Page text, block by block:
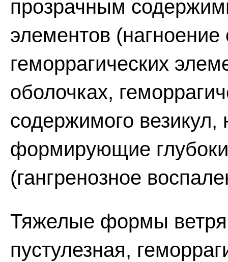
прозрачным
элементов
геморрагических
оболочках,
содержимого везикул,
формирующие
(гангренозное
Тяжелые формы
пустулезная,